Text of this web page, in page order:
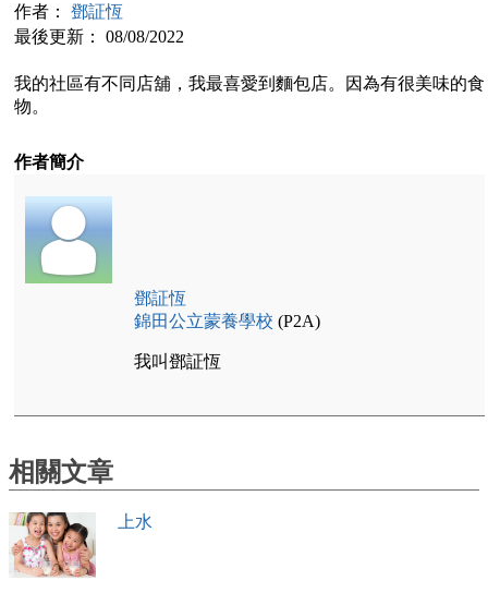
作者： 鄧証恆
最後更新： 08/08/2022
我的社區有不同店舖，我最喜愛到麵包店。因為有很美味的食
物。
作者簡介
鄧証恆
錦田公立蒙養學校 (P2A)
我叫鄧証恆
相關文章
上水